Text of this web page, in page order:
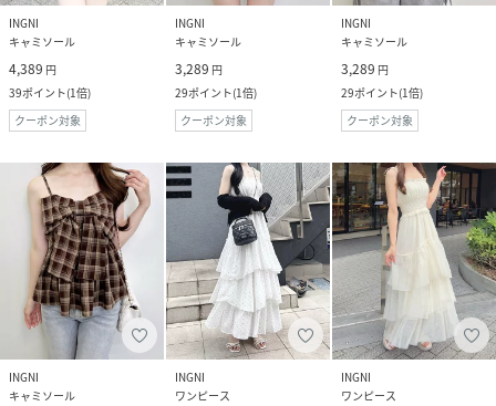
INGNI
キャミソール
4,389 円
39ポイント(1倍)
クーポン対象
INGNI
キャミソール
3,289 円
29ポイント(1倍)
クーポン対象
INGNI
キャミソール
3,289 円
29ポイント(1倍)
クーポン対象
INGNI
キャミソール
INGNI
ワンピース
INGNI
ワンピース